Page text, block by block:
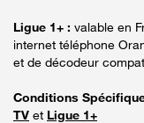
Ligue 1+ : valable en
internet téléphone
et de décodeur
Conditions
TV et Ligue 1+